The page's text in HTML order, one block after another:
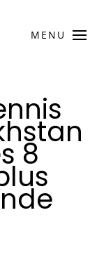
MENU
8